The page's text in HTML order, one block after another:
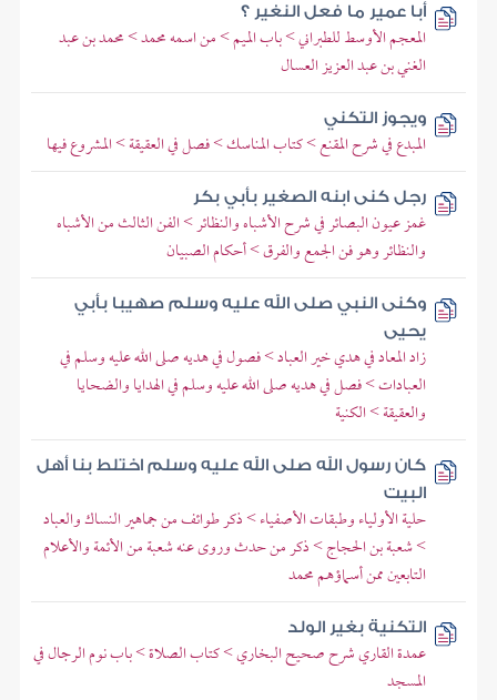
أبا عمير ما فعل النغير ؟
المعجم الأوسط للطبراني > باب الميم > من اسمه محمد > محمد بن عبد
الغني بن عبد العزيز العسال
ويجوز التكني
المبدع في شرح المقنع > كتاب المناسك > فصل في العقيقة > المشروع فيها
رجل كنى ابنه الصغير بأبي بكر
غمز عيون البصائر في شرح الأشباه والنظائر > الفن الثالث من الأشباه
والنظائر وهو فن الجمع والفرق > أحكام الصبيان
وكنى النبي صلى الله عليه وسلم صهيبا بأبي
يحيى
زاد المعاد في هدي خير العباد > فصول في هديه صلى الله عليه وسلم في
العبادات > فصل في هديه صلى الله عليه وسلم في الهدايا والضحايا
والعقيقة > الكنية
كان رسول الله صلى الله عليه وسلم اختلط بنا أهل
البيت
حلية الأولياء وطبقات الأصفياء > ذكر طوائف من جماهير النساك والعباد
> شعبة بن الحجاج > ذكر من حدث وروى عنه شعبة من الأئمة والأعلام
التابعين ممن أسماؤهم محمد
التكنية بغير الولد
عمدة القاري شرح صحيح البخاري > كتاب الصلاة > باب نوم الرجال في
المسجد